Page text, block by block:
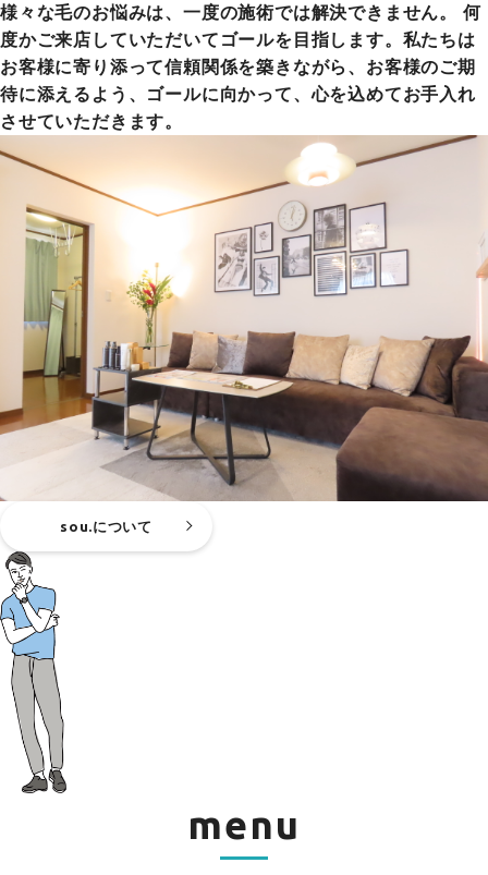
様々な毛のお悩みは、一度の施術では解決できません。 何
度かご来店していただいてゴールを目指します。私たちは
お客様に寄り添って信頼関係を築きながら、お客様のご期
待に添えるよう、ゴールに向かって、心を込めてお手入れ
させていただきます。
sou.について
menu